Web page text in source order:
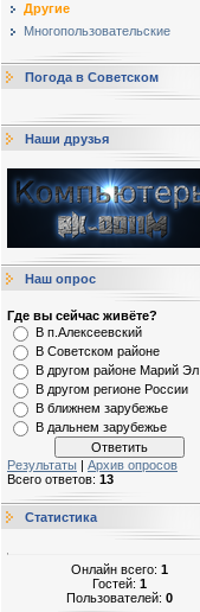
Другие
Многопользовательские
Погода в Советском
Наши друзья
Наш опрос
Где вы сейчас живёте?
В п.Алексеевский
В Советском районе
В другом районе Марий Эл
В другом регионе России
В ближнем зарубежье
В дальнем зарубежье
Результаты | Архив опросов
Всего ответов: 13
Статистика
Онлайн всего: 1
Гостей: 1
Пользователей: 0